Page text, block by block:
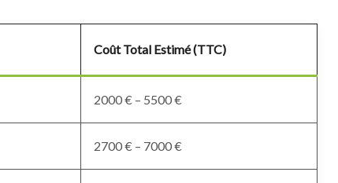
Coût Total Estimé (TTC)
2000 € – 5500 €
2700 € – 7000 €